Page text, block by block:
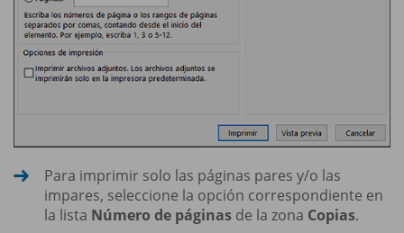
Para imprimir solo las páginas pares y/o las
impares, seleccione la opción correspondiente en
la lista Número de páginas de la zona Copias.